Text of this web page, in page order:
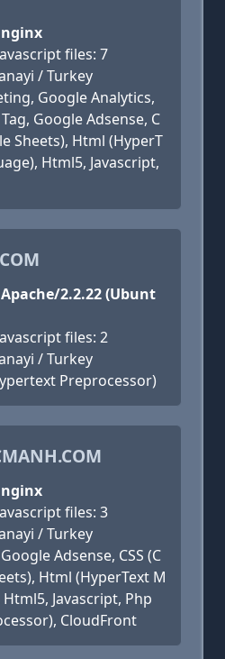
files: 7
/ Turkey
Google Analytics,
Google Adsense, C
Sheets), Html (HyperT
Html5, Javascript,
2.2.22 (Ubunt
files: 2
/ Turkey
Preprocessor)
files: 3
/ Turkey
Adsense, CSS (C
Html (HyperText M
Javascript, Php
CloudFront